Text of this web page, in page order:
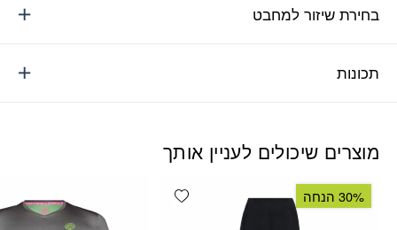
בחירת שיזור למחבט
תכונות
מוצרים שיכולים לעניין אותך
Add wishlist 30% הנחה